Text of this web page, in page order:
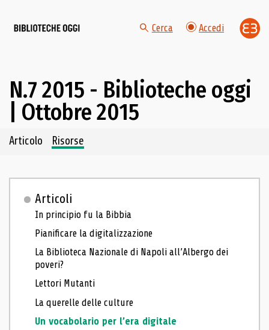
Cerca Accedi
N.7 2015 - Biblioteche oggi
| Ottobre 2015
Navigazione dei contenuti del fascicolo
Articolo Risorse
Articoli
In principio fu la Bibbia
Pianificare la digitalizzazione
La Biblioteca Nazionale di Napoli all’Albergo dei
poveri?
Lettori Mutanti
La querelle delle culture
Un vocabolario per l’era digitale